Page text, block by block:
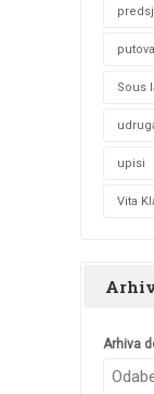
Sous
upisi
Vita
Arhiva